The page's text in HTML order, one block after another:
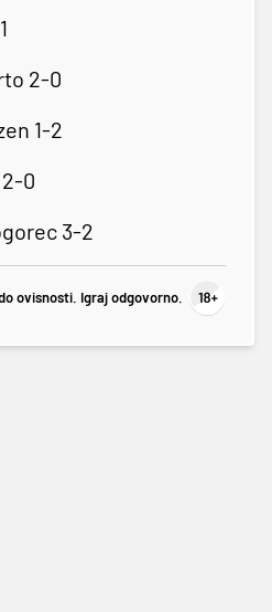
2-0
1-2
0
3-2
ovisnosti. Igraj odgovorno.